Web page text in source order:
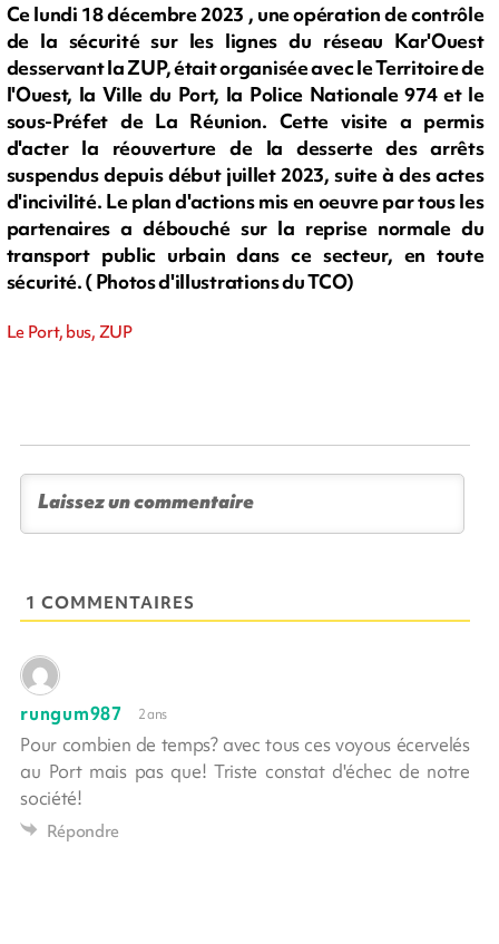
Ce lundi 18 décembre 2023 , une opération de contrôle
de la sécurité sur les lignes du réseau Kar'Ouest
desservant la ZUP, était organisée avec le Territoire de
l'Ouest, la Ville du Port, la Police Nationale 974 et le
sous-Préfet de La Réunion. Cette visite a permis
d'acter la réouverture de la desserte des arrêts
suspendus depuis début juillet 2023, suite à des actes
d'incivilité. Le plan d'actions mis en oeuvre par tous les
partenaires a débouché sur la reprise normale du
transport public urbain dans ce secteur, en toute
sécurité. ( Photos d'illustrations du TCO)
Le Port, bus, ZUP
1 COMMENTAIRES
rungum987 2 ans
Pour combien de temps? avec tous ces voyous écervelés
au Port mais pas que! Triste constat d'échec de notre
société!
Répondre